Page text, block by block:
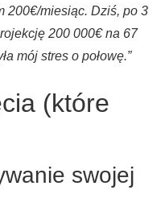
200€/miesiąc. Dziś, po 3
200 000€ na 67
mój stres o połowę.”
(które
swojej